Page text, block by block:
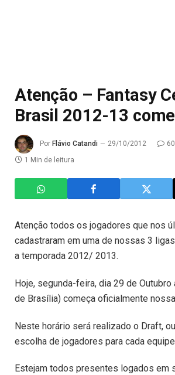
Atenção – Fantasy
Brasil 2012-13
Por Flávio Catandi 29/10/2012
1 Min de leitura
Atenção todos os jogadores que nos
cadastraram em uma de nossas 3
a temporada 2012/ 2013.
Hoje, segunda-feira, dia 29 de Outubro
de Brasília) começa oficialmente
Neste horário será realizado o Draft,
escolha de jogadores para cada
Estejam todos presentes logados em